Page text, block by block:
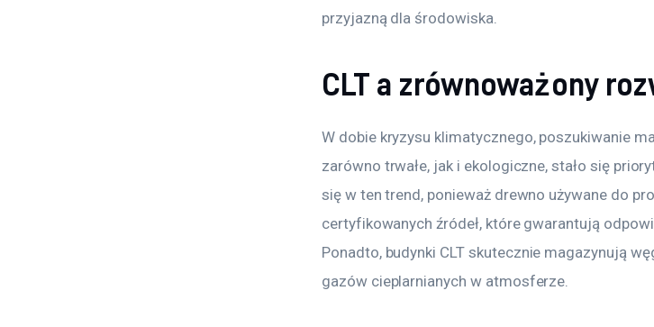
przyjazną dla środowiska.
CLT a zrównoważony
W dobie kryzysu klimatycznego, poszukiwanie
zarówno trwałe, jak i ekologiczne, stało się
się w ten trend, ponieważ drewno używane do
certyfikowanych źródeł, które gwarantują
Ponadto, budynki CLT skutecznie magazynują
gazów cieplarnianych w atmosferze.